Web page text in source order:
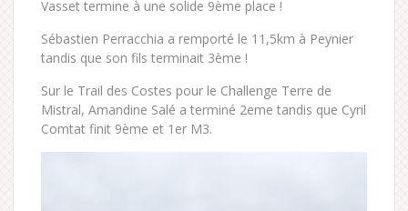
Vasset termine à une solide 9ème place !
Sébastien Perracchia a remporté le 11,5km à Peynier
tandis que son fils terminait 3ème !
Sur le Trail des Costes pour le Challenge Terre de
Mistral, Amandine Salé a terminé 2eme tandis que Cyril
Comtat finit 9ème et 1er M3.